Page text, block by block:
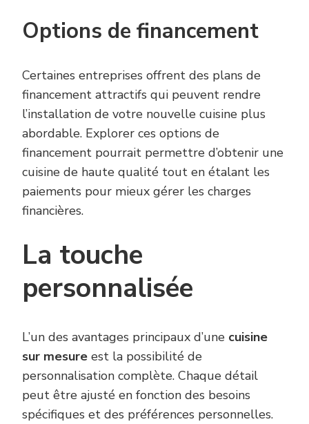
Options de financement
Certaines entreprises offrent des plans de
financement attractifs qui peuvent rendre
l’installation de votre nouvelle cuisine plus
abordable. Explorer ces options de
financement pourrait permettre d’obtenir une
cuisine de haute qualité tout en étalant les
paiements pour mieux gérer les charges
financières.
La touche
personnalisée
L’un des avantages principaux d’une cuisine
sur mesure est la possibilité de
personnalisation complète. Chaque détail
peut être ajusté en fonction des besoins
spécifiques et des préférences personnelles.